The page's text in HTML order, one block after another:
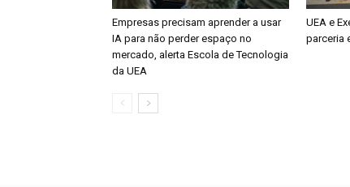
Empresas precisam aprender a usar
IA para não perder espaço no
mercado, alerta Escola de Tecnologia
da UEA
UEA e
parceria